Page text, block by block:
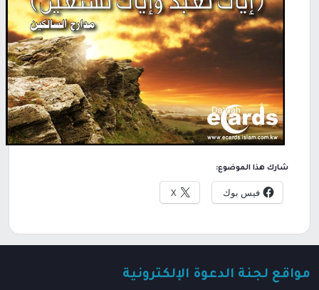
شارك هذا الموضوع:
فيس بوك X
مواقع لجنة الدعوة الإلكترونية